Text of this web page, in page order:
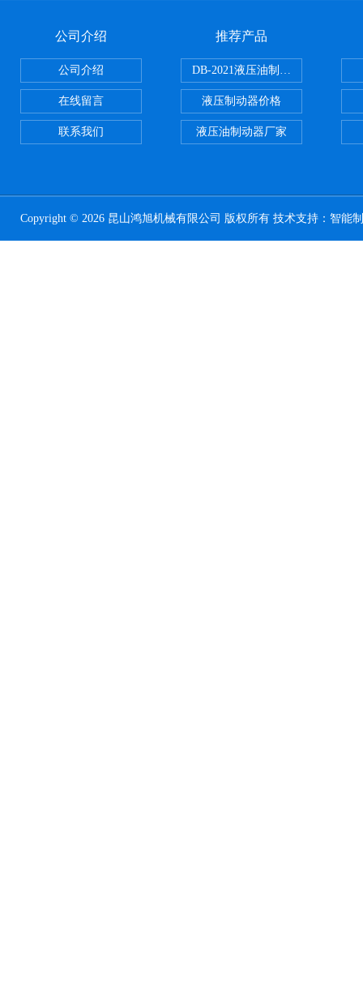
公司介绍
公司介绍
在线留言
联系我们
推荐产品
DB-2021液压油制动器
液压制动器价格
液压油制动器厂家
Copyright © 2026 昆山鸿旭机械有限公司 版权所有 技术支持： 智能